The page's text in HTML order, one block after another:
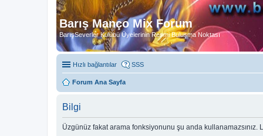
Barış Manço Mix Forum
BarışSeverler Kulübü Üyelerinin Resmi Buluşma Noktası
Hızlı bağlantılar SSS
Forum Ana Sayfa
Bilgi
Üzgünüz fakat arama fonksiyonunu şu anda kullanamazsınız.